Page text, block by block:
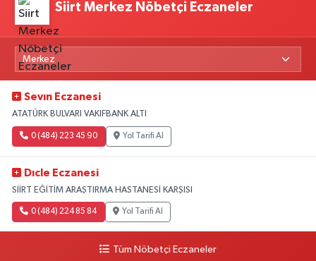
Siirt Merkez Nöbetçi Eczaneler
Sevın Eczanesi
ATATÜRK BULVARI VAKIFBANK ALTI
0 (484) 223 45 90 Yol Tarifi Al
Dıcle Eczanesi
SİİRT EĞİTİM ARAŞTIRMA HASTANESİ KARŞISI
0 (484) 224 85 84 Yol Tarifi Al
Tüm Nöbetçi Eczaneler